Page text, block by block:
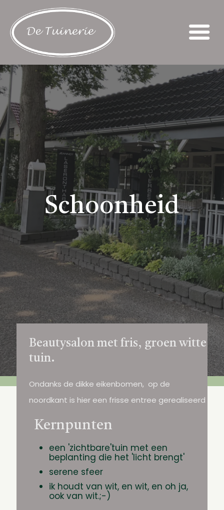
Schoonheid
Beautysalon met fris, groen witte
tuin.
Ondanks de dikke eikenbomen, op de
noordkant is hier een frisse entree gerealiseerd
in zwart/wit ,met elk seizoen andere planten
die kleur geven. Niet de eenvoudigste situatie,
onder eikenbomen op het noorden met een
Kernpunten
een 'zichtbare'tuin met een
beplanting die het 'licht brengt'
serene sfeer
ik houdt van wit, en wit, en oh ja,
ook van wit.;-)